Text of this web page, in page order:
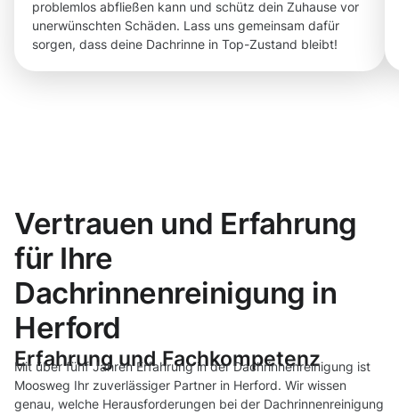
problemlos abfließen kann und schütz dein Zuhause vor
unerwünschten Schäden. Lass uns gemeinsam dafür
sorgen, dass deine Dachrinne in Top-Zustand bleibt!
Vertrauen und Erfahrung
für Ihre
Dachrinnenreinigung in
Herford
Erfahrung und Fachkompetenz
Mit über fünf Jahren Erfahrung in der Dachrinnenreinigung ist
Moosweg Ihr zuverlässiger Partner in Herford. Wir wissen
genau, welche Herausforderungen bei der Dachrinnenreinigung